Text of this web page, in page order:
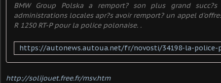
BMW Group Polska a remport? son plus grand
administrations locales apr?s avoir remport? un appel
R 1250 RT-P pour la police polonaise. .
http://solijouet.free.fr/msv.htm